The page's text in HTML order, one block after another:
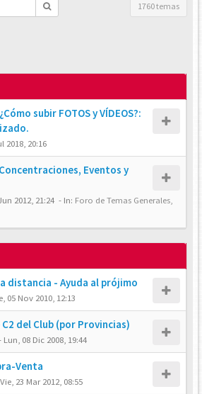
1760 temas
subir FOTOS y VÍDEOS?:
2018, 20:16
Eventos y
2012, 21:24 - In: Foro de Temas Generales,
distancia - Ayuda al prójimo
05 Nov 2010, 12:13
del Club (por Provincias)
Lun, 08 Dic 2008, 19:44
Venta
Vie, 23 Mar 2012, 08:55